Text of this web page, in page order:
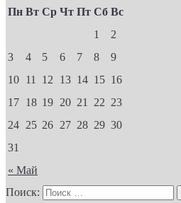
Пн Вт Ср Чт Пт Сб Вс
« Май
1
2
3
4 5 6 7 8
9
10 11 12 13 14 15 16
17 18 19 20 21 22 23
24 25 26 27 28 29 30
31
Поиск: